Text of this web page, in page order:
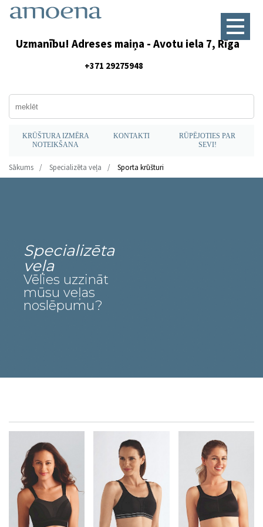
Uzmanību! Adreses maiņa - Avotu iela 7, Rīga
+371 29275948
KRŪŠTURA IZMĒRA
NOTEIKŠANA
KONTAKTI
RŪPĒJOTIES PAR
SEVI!
Sākums Specializēta veļa Sporta krūšturi
Specializēta
veļa
Vēlies uzzināt
mūsu veļas
noslēpumu?